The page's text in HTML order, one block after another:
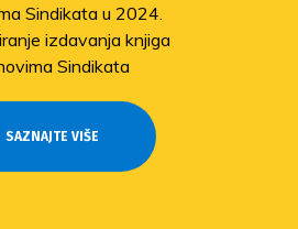
Sindikata u 2024.
izdavanja knjiga
Sindikata
SAZNAJTE VIŠE